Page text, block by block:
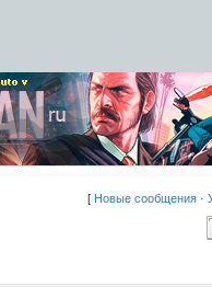
[ Новые сообщения ·